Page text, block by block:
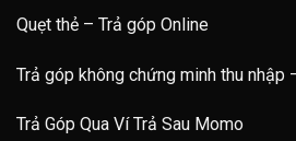
Quẹt thẻ – Trả góp Online
Trả góp không chứng minh thu nhập
Trả Góp Qua Ví Trả Sau Momo